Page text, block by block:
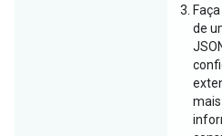
de
mais